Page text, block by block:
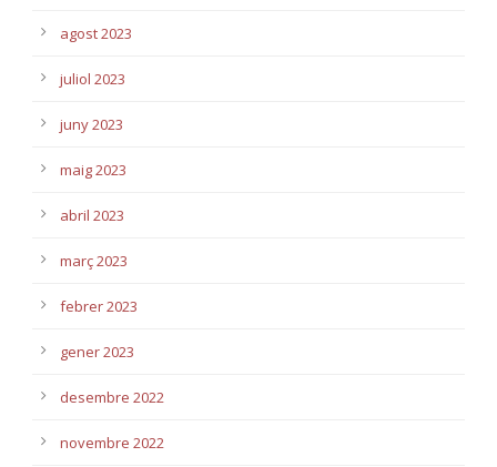
agost 2023
juliol 2023
juny 2023
maig 2023
abril 2023
març 2023
febrer 2023
gener 2023
desembre 2022
novembre 2022